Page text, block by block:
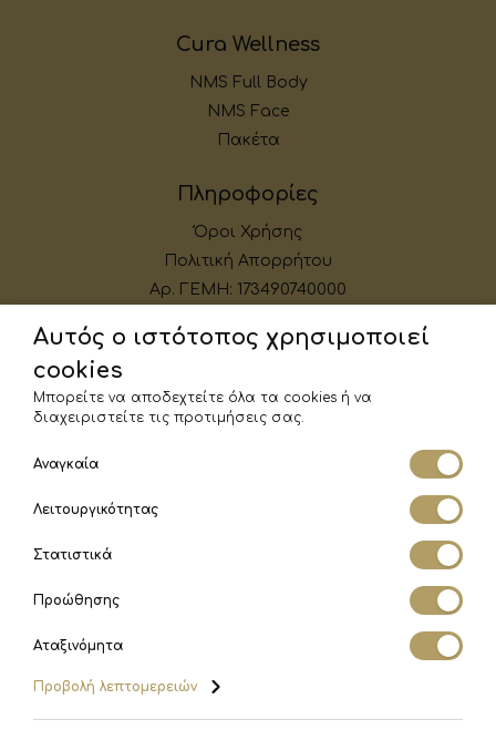
Cura Wellness
NMS Full Body
NMS Face
Πακέτα
Πληροφορίες
Όροι Χρήσης
Πολιτική Απορρήτου
Αρ. ΓΕΜΗ: 173490740000
Σχετικά
Επικοινωνία
Λάβετε αποκλειστικές προσφορές και
Αυτός ο ιστότοπος χρησιμοποιεί
cookies
Μπορείτε να αποδεχτείτε όλα τα cookies ή να
διαχειριστείτε τις προτιμήσεις σας.
Αναγκαία
Λειτουργικότητας
Στατιστικά
Προώθησης
Αταξινόμητα
Προβολή λεπτομερειών